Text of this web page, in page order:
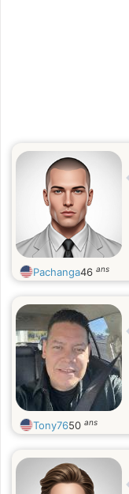
Pachanga46 ans
Tony7650 ans